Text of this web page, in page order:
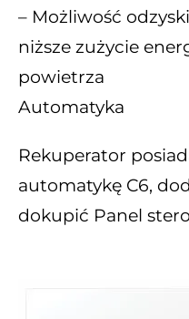
– Możliwość
niższe zużycie
powietrza
Automatyka
Rekuperator
automatykę C6,
dokupić Panel